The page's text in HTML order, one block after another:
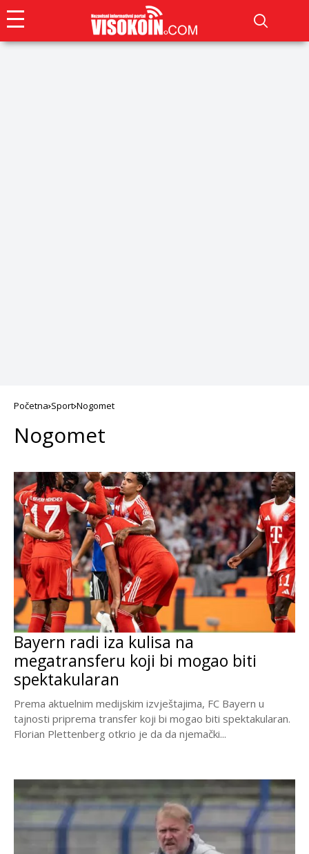
Početna Sport Nogomet
Nogomet
Bayern radi iza kulisa na
megatransferu koji bi mogao biti
spektakularan
Prema aktuelnim medijskim izvještajima, FC Bayern u
tajnosti priprema transfer koji bi mogao biti spektakularan.
Florian Plettenberg otkrio je da da njemački...